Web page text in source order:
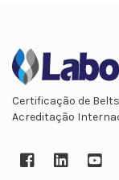
Certificação de
Acreditação
Facebook